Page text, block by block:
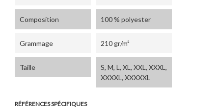
Composition 100 % polyester
Grammage 210 gr/m²
Taille
S, M, L, XL, XXL, XXXL,
XXXXL, XXXXXL
RÉFÉRENCES SPÉCIFIQUES